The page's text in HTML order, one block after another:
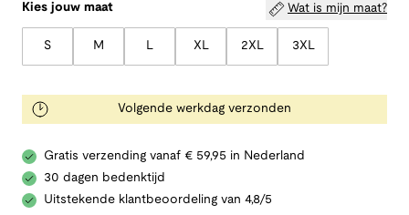
Kies jouw maat Wat is mijn maat?
S M L XL 2XL 3XL
Volgende werkdag verzonden
Gratis verzending vanaf € 59,95 in Nederland
30 dagen bedenktijd
Uitstekende klantbeoordeling van 4,8/5